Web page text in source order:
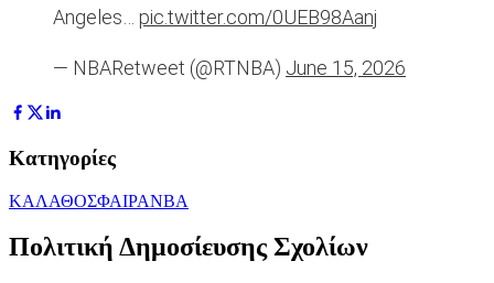
Angeles… pic.twitter.com/0UEB98Aanj
— NBARetweet (@RTNBA) June 15, 2026
Κατηγορίες
ΚΑΛΑΘΟΣΦΑΙΡΑNBA
Πολιτική Δημοσίευσης Σχολίων